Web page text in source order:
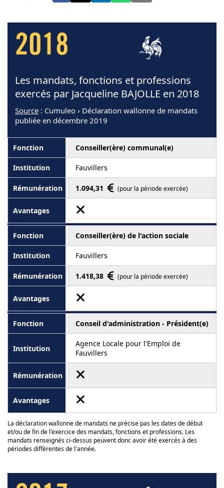
2018
Les mandats, fonctions et professions
exercés par Jacqueline BAJOLLE en 2018
Source : Cumuleo › Déclaration wallonne de mandats
publiée en décembre 2019
Conseiller(ère) communal(e)
Fauvillers
1.094,31 (pour la période exercée)
Conseiller(ère) de l'action sociale
Fauvillers
1.418,38 (pour la période exercée)
Conseil d'administration - Président(e)
Agence Locale pour l'Emploi de
Fauvillers
La déclaration wallonne de mandats ne précise pas les dates de début
et/ou de fin de l'exercice des mandats, fonctions et professions. Les
mandats renseignés ci-dessus peuvent donc avoir été exercés à des
périodes différentes de l'année.